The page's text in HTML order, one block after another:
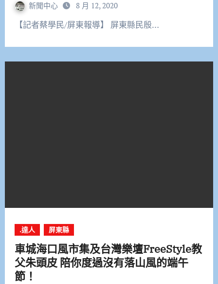
新聞中心 8 月 12, 2020
【記者蔡學民/屏東報導】 屏東縣民殷…
.達人 屏東縣
車城海口風市集及台灣樂壇FreeStyle教
父朱頭皮 陪你度過沒有落山風的端午
節！